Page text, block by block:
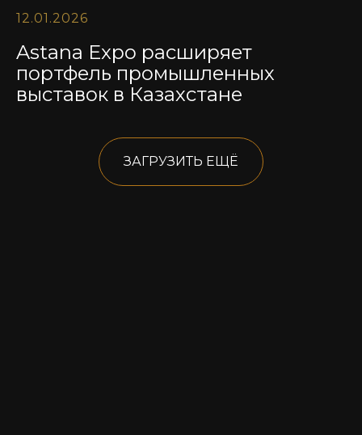
12.01.2026
Astana Expo расширяет
портфель промышленных
выставок в Казахстане
ЗАГРУЗИТЬ ЕЩЁ